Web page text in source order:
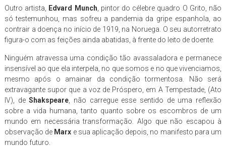
Outro artista, Edvard Munch , pintor do célebre quadro O Grito, não
só testemunhou, mas sofreu a pandemia da gripe espanhola, ao
contrair a doença no início de 1919, na Noruega. O seu autorretrato
figura-o com as feições ainda abatidas, à frente do leito de doente.
Ninguém atravessa uma condição tão avassaladora e permanece
insensível ao que ela interpela, no que somos e no que vivenciamos,
mesmo após o amainar da condição tormentosa. Não será
extravagante supor que a voz de Próspero, em A Tempestade, (Ato
IV), deShakspeare , não carregue esse sentido de uma reflexão
sobre a vida humana, tanto quanto sobre os escombros de um
mundo em necessária transformação. Algo que não escapou à
observação de Marx e sua aplicação depois, no manifesto para um
mundo futuro.